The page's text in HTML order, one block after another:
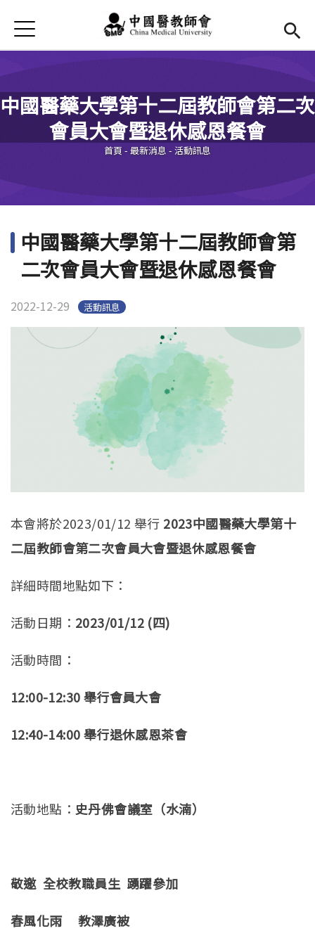
首頁
最新消息
Open submenu (法規辦法)
法規辦法
活動花絮
表單及退撫金
Jump to Navigation
Jump to Main content
中國醫藥大學第十二屆教師會第二次
會員大會暨退休感恩餐會
您在這裡
首頁- 最新消息 - 活動訊息
中國醫藥大學第十二屆教師會第
二次會員大會暨退休感恩餐會
2022-12-29 活動訊息
本會將於2023/01/12 舉行 2023中國醫藥大學第十
二屆教師會第二次會員大會暨退休感恩餐會
詳細時間地點如下：
活動日期： 2023/01/12 (四)
活動時間：
12:00-12:30 舉行會員大會
12:40-14:00 舉行退休感恩茶會
活動地點： 史丹佛會議室（水湳）
敬邀 全校教職員生 踴躍參加
春風化雨 教澤廣被